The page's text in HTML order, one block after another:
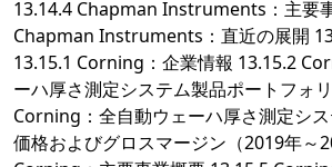
13.14.4 Chapman Instruments：主要
Chapman Instruments：直近の展開
13.15.1 Corning：企業情報 13.15.2
ーハ厚さ測定システム製品ポートフォ
Corning：全自動ウェーハ厚さ測定シス
価格およびグロスマージン（2019年～